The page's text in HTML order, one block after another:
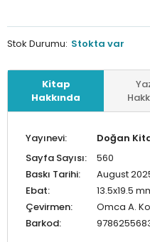
Stok Durumu: Stokta var
Kitap
Hakkında
Yayınevi:
Doğan
Sayfa Sayısı:
560
Baskı Tarihi:
August
Ebat:
13.5x19.5
Çevirmen:
Omca A.
Barkod: